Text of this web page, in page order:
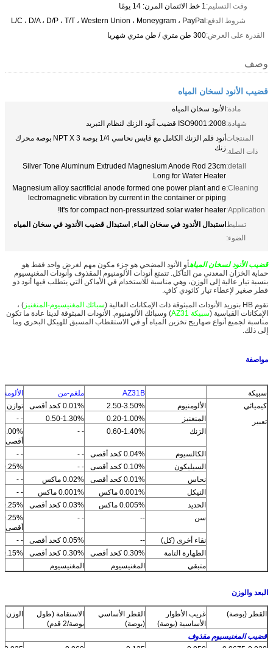
وقت التسليم:1 خط الائتمان المرن: 14 يومًا
شروط الدفع:L/C ، D/A ، D/P ، T/T ، Western Union ، Moneygram ، PayPal
القدرة على العرض:300 طن متري / طن متري شهريا
وصف
قضيب الأنود لسخان المياه
مادة:الأنود سخان المياه
شهادة:ISO9001:2008 قضيب آنود الزنك لنظام التبريد
المنتجات
ذات الصلة:
أنود قلم الزنك الكامل مع قابس نحاسي 1/4 بوصة NPT X 3 بوصة محرك
زنك
detail:
Silver Tone Aluminum Extruded Magnesium Anode Rod 23cm
Long for Water Heater
Cleaning:
Magnesium alloy sacrificial anode formed one power plant and e
lectromagnetic vibration by current in the container or piping
Application:
It's for compact non-pressurized solar water heater!
تسليط
الضوء:
استبدال الأندود في سخان الماء, استبدال قضيب الأندود في سخان المياه
قضيب الأنود لسخان المياهأو الأنود المضحي هو جزء مكون مهم لغرض واحد فقط هو
حماية الخزان المعدني من التآكل. تتمتع أنودات الألومنيوم المقذوف وأنودات المغنيسيوم
بنسبة تيار عالية إلى الوزن، وهي مناسبة للاستخدام في الأماكن التي يتطلب فيها أنود ذو
قطر صغير لإعطاء تيار كاثودي كافٍ.
تقوم HB بتوريد الأنودات المبثوقة ذات الإمكانات العالية (
سبائك المغنيسيوم-المنغنيز ) ،
الإمكانات القياسية (سبيكة AZ31
) وسبائك الألومنيوم. الأنودات المبثوقة لدينا عادة ما تكون
مناسبة لجميع أنواع صهاريج تخزين المياه أو في الاستقطاب المسبق للهيكل البحري وما
إلى ذلك.
مواصفة
سبيكة AZ31B ملغم-من
كيميائي
تعبير
الألومنيوم 2.50-3.50% 0.01% كحد أقصى
توازن
المنغنيز
0.20-1.00%
0.50-1.30%
- -
الزنك
0.60-1.40%
- -
أقصى
الكالسيوم
0.04% كحد أقصى - -
- -
السيليكون
0.10% كحد أقصى - -
0.25% كحد أقصى
نحاس
0.01% كحد أقصى 0.02% ماكس
- -
النيكل
0.001% ماكس 0.001% ماكس
- -
الحديد
0.005% ماكس 0.03% كحد أقصى
0.25% كحد أقصى
سن
--
- -
أقصى
نقاء أخرى (كل)
-- 0.05% كحد أقصى
- -
الطهارة التامة
0.30% كحد أقصى 0.30% كحد أقصى
0.15% كحد أقصى
متبقي
المغنيسيوم المغنيسيوم
البعد والوزن
القطر (بوصة)
غريب الأطوار
الأساسية (بوصة)
القطر الأساسي
(بوصة)
الاستقامة (طول
بوصة/2 قدم)
الوزن
قضيب المغنيسيوم مقذوف